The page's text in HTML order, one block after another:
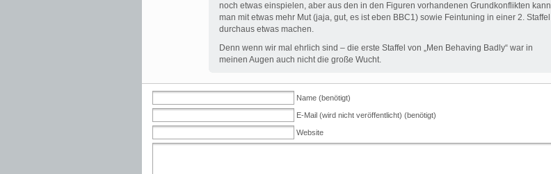
noch etwas einspielen, aber aus den in den Figuren vorhandenen Grundkonflikten kann
man mit etwas mehr Mut (jaja, gut, es ist eben BBC1) sowie Feintuning in einer 2. Staffel
durchaus etwas machen.
Denn wenn wir mal ehrlich sind – die erste Staffel von „Men Behaving Badly“ war in
meinen Augen auch nicht die große Wucht.
Name (benötigt)
E-Mail (wird nicht veröffentlicht) (benötigt)
Website